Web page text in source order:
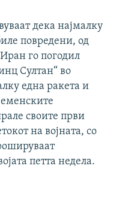
дека најмалку
повредени, од
го погодил
Султан“ во
една ракета и
своите први
на војната, со
петта недела.